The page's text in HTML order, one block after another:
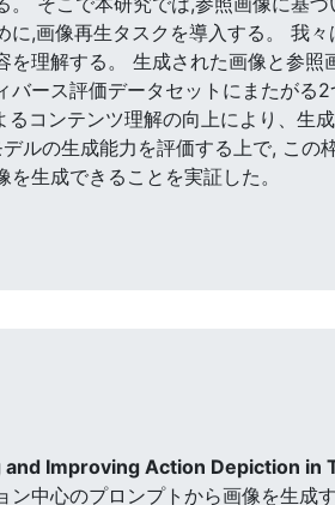
に,画像再生タスクを導入する。 我
を理解する。 生成された画像と参
バース評価データセットにまたがる
るコンテンツ理解の向上により、生
ルの生成能力を評価する上で, こ
を生成できることを実証した。
and Improving Action Depiction
ン中心のプロンプトから画像を生成